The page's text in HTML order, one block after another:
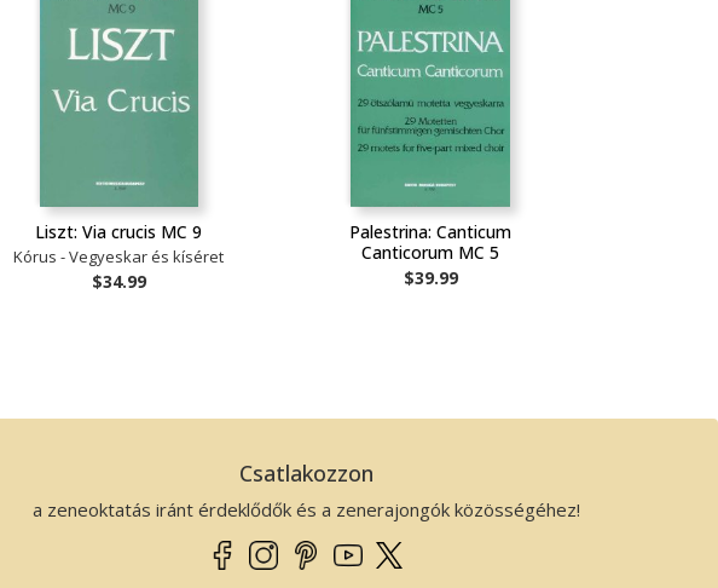
Liszt: Via crucis MC 9
Kórus - Vegyeskar és kíséret
$34.99
Palestrina: Canticum
Canticorum MC 5
$39.99
Csatlakozzon
a zeneoktatás iránt érdeklődők és a zenerajongók közösségéhez!